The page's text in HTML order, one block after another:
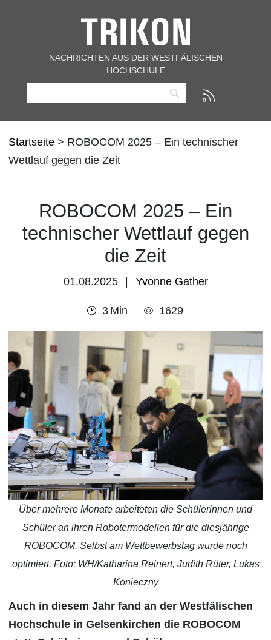
NACHRICHTEN AUS DER WESTFÄLISCHEN
HOCHSCHULE
Startseite > ROBOCOM 2025 – Ein technischer
Wettlauf gegen die Zeit
ROBOCOM 2025 – Ein
technischer Wettlauf gegen
die Zeit
01.08.2025 Yvonne Gather
3 Min 1629
Über mehrere Monate arbeiteten die Schülerinnen und
Schüler an ihren Robotermodellen für die diesjährige
ROBOCOM. Selbst am Wettbewerbstag wurde noch
optimiert. Foto: WH/Katharina Reinert, Judith Rüter, Lukas
Konieczny
Auch in diesem Jahr fand an der Westfälischen
Hochschule in Gelsenkirchen die ROBOCOM